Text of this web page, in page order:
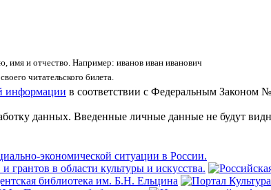
имя и отчество. Например: иванов иван иванович
читательского билета.
информации в соответствии с Федеральным
данных. Введенные личные данные не будут